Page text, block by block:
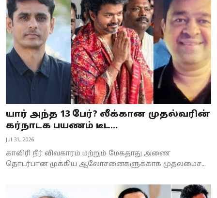
யார் அந்த 13 பேர்? லீக்கான முதல்வரின்
கர்நாடக பயணம் டீட...
Jul 31, 2026
காவிரி நீர் விவகாரம் மற்றும் மேகதாது அணை
தொடர்பான முக்கிய ஆலோசனைகளுக்காக முதலமைச...